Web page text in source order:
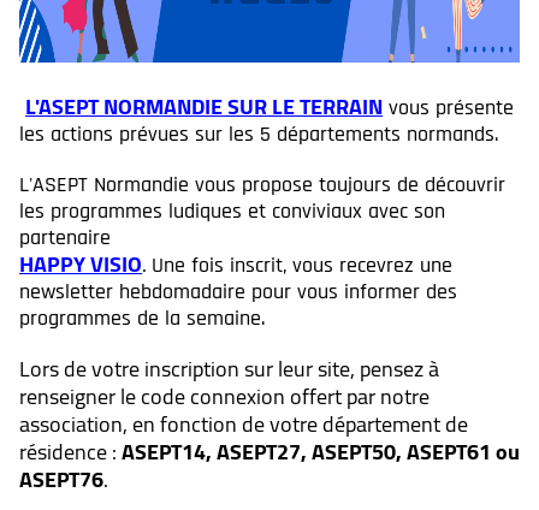
L'ASEPT NORMANDIE SUR LE TERRAIN vous présente
les actions prévues sur les 5 départements normands.
L'ASEPT Normandie vous propose toujours de découvrir
les programmes ludiques et conviviaux avec son
partenaire
HAPPY VISIO. Une fois inscrit, vous recevrez une
newsletter hebdomadaire pour vous informer des
programmes de la semaine.
Lors de votre inscription sur leur site, pensez à
renseigner le code connexion offert par notre
association, en fonction de votre département de
résidence :ASEPT14, ASEPT27, ASEPT50, ASEPT61 ou
ASEPT76.